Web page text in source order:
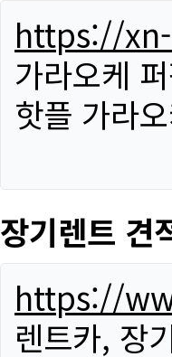
https://
가라오케
핫플 가라
장기렌트 견
https://
렌트카, 장